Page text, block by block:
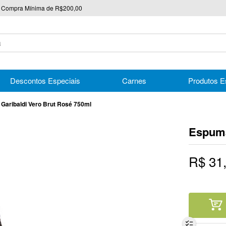
Compra Mínima de R$200,00
Descontos Especiais Carnes Produtos
Vero Brut Rosé 750ml
R$ 31